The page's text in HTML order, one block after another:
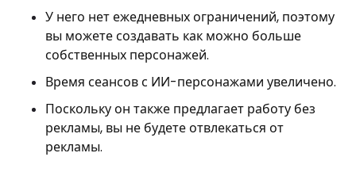
У него нет ежедневных ограничений, поэтому
вы можете создавать как можно больше
собственных персонажей.
Время сеансов с ИИ-персонажами увеличено.
Поскольку он также предлагает работу без
рекламы, вы не будете отвлекаться от
рекламы.